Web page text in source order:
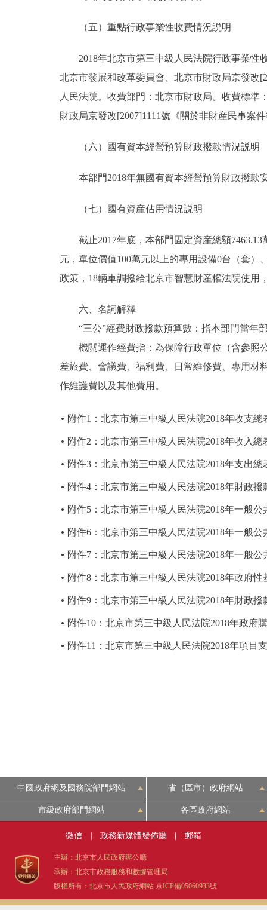
（五）重點行政事業性收費情況説明
2018年北京市第三中級人民法院行政事業性
北京市發展和改革委員會、北京市財政局京發改
人民法院。收費部門：北京市財政局。收費標
財政局京發改[2007]1111號《關於非財産民事案
（六）國有資本經營預算財政撥款情況説明
本部門2018年無國有資本經營預算財政撥款
（七）國有資産佔用情況説明
截止2017年底，本部門固定資産總額7463.13
元，單位價值100萬元以上的專用設備0台（套）
政策，18輛車調撥給北京市智慧財産權法院使用
六、名詞解釋
“三公”經費財政撥款預算數：指本部門當年部
機關運作經費指：為保障行政單位（含參照公
差旅費、會議費、福利費、日常維修費、專用材
作維護費以及其他費用。
附件1：北京市第三中級人民法院2018年收支總
附件2：北京市第三中級人民法院2018年收入總
附件3：北京市第三中級人民法院2018年支出總
附件4：北京市第三中級人民法院2018年財政撥
附件5：北京市第三中級人民法院2018年一般
附件6：北京市第三中級人民法院2018年一般
附件7：北京市第三中級人民法院2018年一般
附件8：北京市第三中級人民法院2018年政府
附件9：北京市第三中級人民法院2018年財政
附件10：北京市第三中級人民法院2018年政府
附件11：北京市第三中級人民法院2018年項目
中國政府網及國務院部門網站 省（區市）政府網站
市級政府部門網站 各區政府網站
微信 政務新媒體發佈廳 郵箱
主辦：北京市人民政府辦公廳
承辦：北京市政務服務和數據管理局
版權所有：北京市人民政府網站 京ICP備05060933號